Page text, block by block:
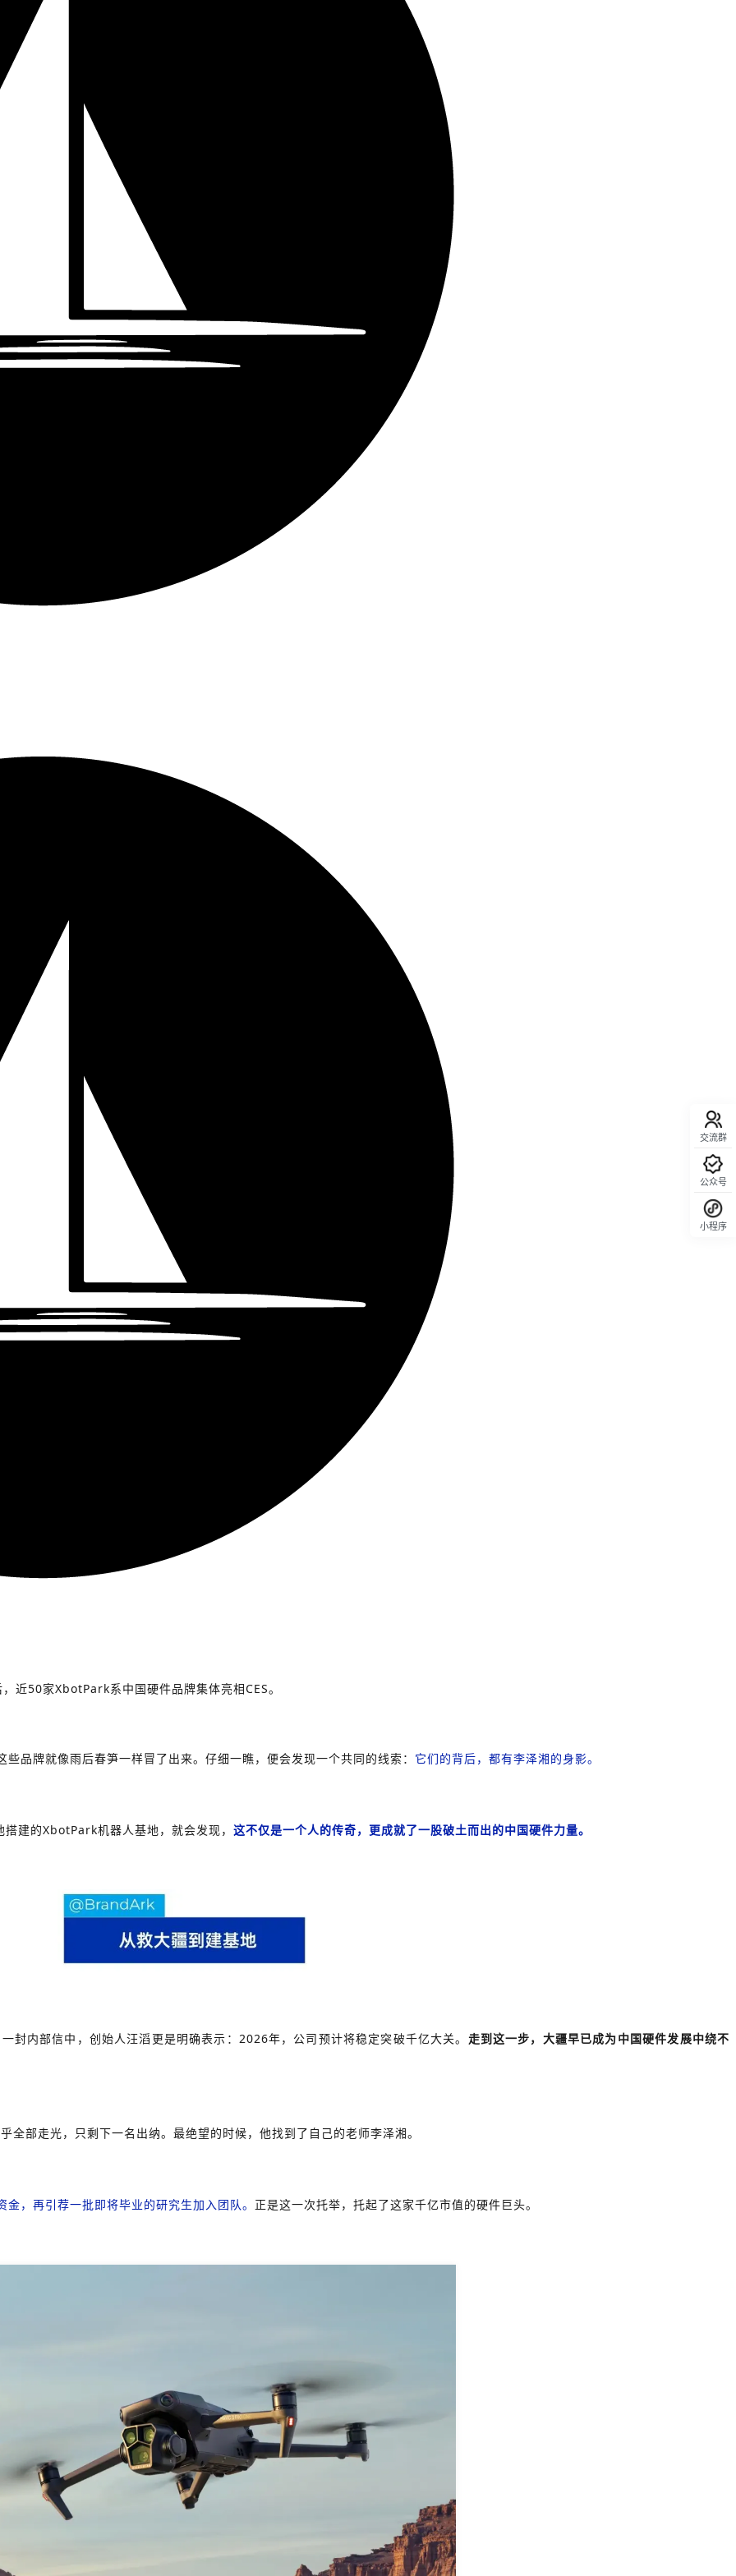
近50家XbotPark系中国硬件品牌集体亮相CES。
品牌就像雨后春笋一样冒了出来。仔细一瞧，便会发现一个共同的线索： 它们的背后，都有李泽湘的身影。
建的XbotPark机器人基地，就会发现， 这不仅是一个人的传奇，更成就了一股破土而出的中国硬件力量。
内部信中，创始人汪滔更是明确表示：2026年，公司预计将稳定突破千亿大关。 走到这一步，大疆早已成为中国硬件发展中绕不
部走光，只剩下一名出纳。最绝望的时候，他找到了自己的老师李泽湘。
，再引荐一批即将毕业的研究生加入团队。 正是这一次托举，托起了这家千亿市值的硬件巨头。
交流群
公众号
小程序